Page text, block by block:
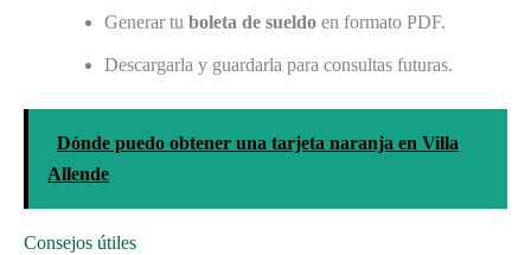
Generar tu boleta de sueldo en formato PDF.
Descargarla y guardarla para consultas futuras.
Dónde puedo obtener una tarjeta naranja en Villa
Allende
Consejos útiles